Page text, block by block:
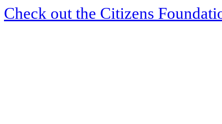
Check out the Citizens